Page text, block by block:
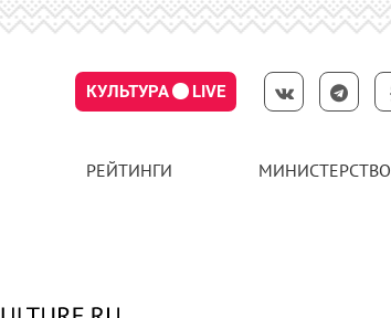
КУЛЬТУРА LIVE
РЕЙТИНГИ МИНИСТЕРСТВО